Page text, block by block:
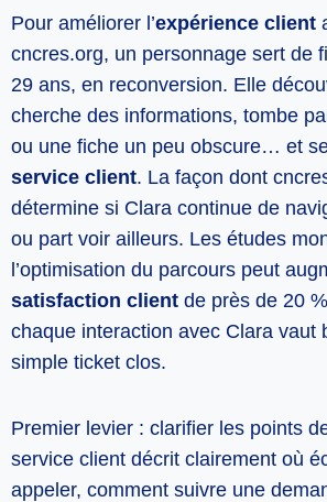
Pour améliorer l’expérience client
cncres.org, un personnage sert de
29 ans, en reconversion. Elle
cherche des informations, tombe
ou une fiche un peu obscure… et
service client. La façon dont
détermine si Clara continue de
ou part voir ailleurs. Les études
l’optimisation du parcours peut
satisfaction client de près de 20
chaque interaction avec Clara vaut
simple ticket clos.
Premier levier : clarifier les points
service client décrit clairement où
appeler, comment suivre une